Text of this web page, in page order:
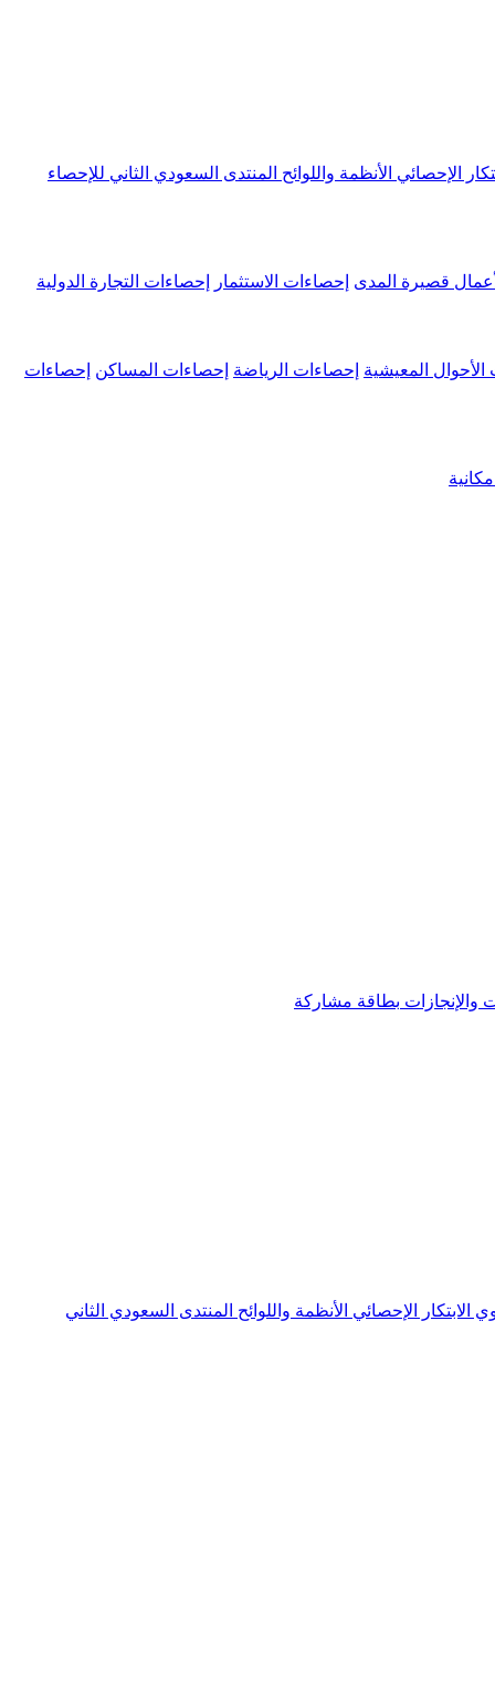
الإحصائي الأنظمة واللوائح المنتدى السعودي الثاني للإحصاء
قصيرة المدى إحصاءات الاستثمار إحصاءات التجارة الدولية
الأحوال المعيشية إحصاءات الرياضة إحصاءات المساكن إحصاءات
والإنجازات بطاقة مشاركة
الابتكار الإحصائي الأنظمة واللوائح المنتدى السعودي الثاني